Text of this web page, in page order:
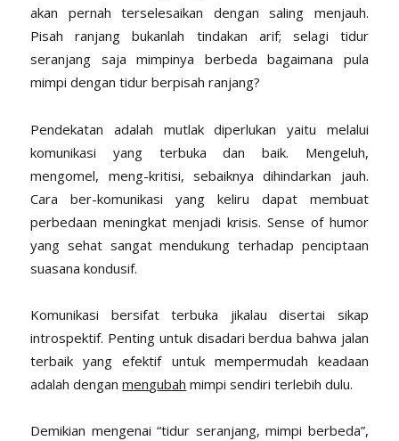
akan pernah terselesaikan dengan saling menjauh.
Pisah ranjang bukanlah tindakan arif; selagi tidur
seranjang saja mimpinya berbeda bagaimana pula
mimpi dengan tidur berpisah ranjang?
Pendekatan adalah mutlak diperlukan yaitu melalui
komunikasi yang terbuka dan baik. Mengeluh,
mengomel, meng-kritisi, sebaiknya dihindarkan jauh.
Cara ber-komunikasi yang keliru dapat membuat
perbedaan meningkat menjadi krisis. Sense of humor
yang sehat sangat mendukung terhadap penciptaan
suasana kondusif.
Komunikasi bersifat terbuka jikalau disertai sikap
introspektif. Penting untuk disadari berdua bahwa jalan
terbaik yang efektif untuk mempermudah keadaan
adalah denganmengubah mimpi sendiri terlebih dulu.
Demikian mengenai “tidur seranjang, mimpi berbeda”,